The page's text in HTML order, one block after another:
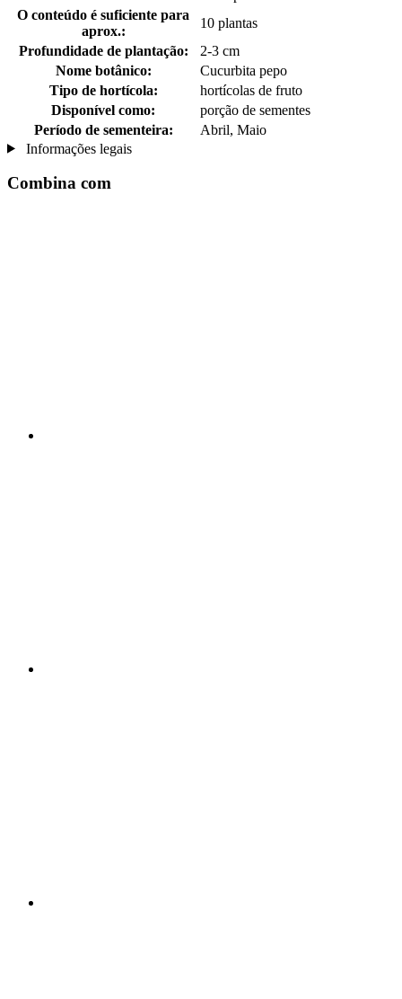
O conteúdo é suficiente para
aprox.:
10 plantas
Profundidade de plantação:
2-3 cm
Nome botânico:
Cucurbita pepo
Tipo de hortícola:
hortícolas de fruto
Disponível como:
porção de sementes
Período de sementeira:
Abril, Maio
Informações legais
Combina com